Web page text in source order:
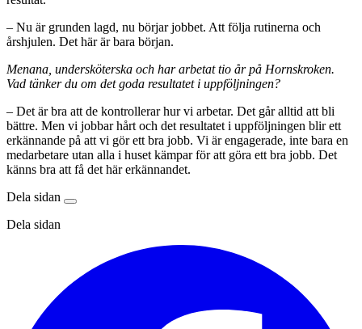
– Nu är grunden lagd, nu börjar jobbet. Att följa rutinerna och
årshjulen. Det här är bara början.
Menana, undersköterska och har arbetat tio år på Hornskroken.
Vad tänker du om det goda resultatet i uppföljningen?
– Det är bra att de kontrollerar hur vi arbetar. Det går alltid att bli
bättre. Men vi jobbar hårt och det resultatet i uppföljningen blir ett
erkännande på att vi gör ett bra jobb. Vi är engagerade, inte bara en
medarbetare utan alla i huset kämpar för att göra ett bra jobb. Det
känns bra att få det här erkännandet.
Dela sidan
Dela sidan